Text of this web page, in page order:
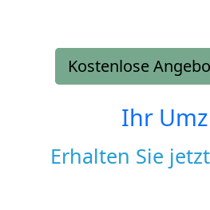
Kostenlose
Ihr
Erhalten Sie